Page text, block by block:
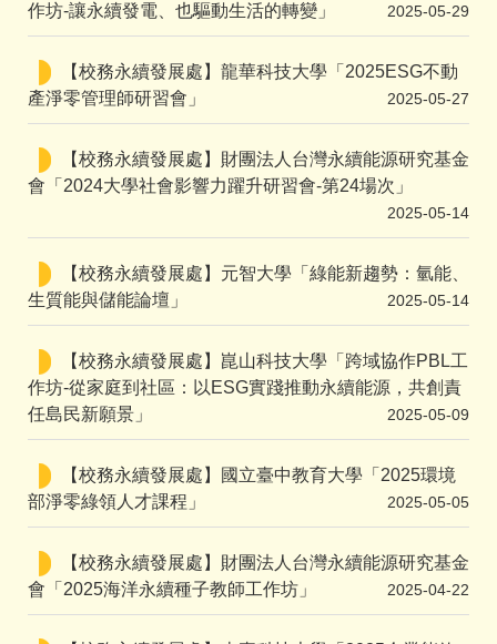
作坊-讓永續發電、也驅動生活的轉變」
2025-05-29
【校務永續發展處】龍華科技大學「2025ESG不動
產淨零管理師研習會」
2025-05-27
【校務永續發展處】財團法人台灣永續能源研究基金
會「2024大學社會影響力躍升研習會-第24場次」
2025-05-14
【校務永續發展處】元智大學「綠能新趨勢：氫能、
生質能與儲能論壇」
2025-05-14
【校務永續發展處】崑山科技大學「跨域協作PBL工
作坊-從家庭到社區：以ESG實踐推動永續能源，共創責
任島民新願景」
2025-05-09
【校務永續發展處】國立臺中教育大學「2025環境
部淨零綠領人才課程」
2025-05-05
【校務永續發展處】財團法人台灣永續能源研究基金
會「2025海洋永續種子教師工作坊」
2025-04-22